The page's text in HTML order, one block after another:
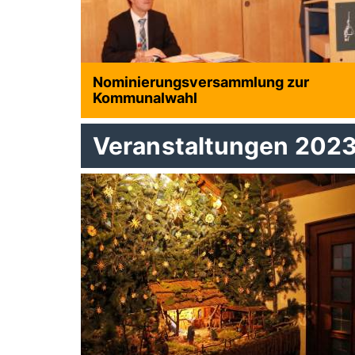
Nominierungsversammlung zur
Kommunalwahl
Veranstaltungen